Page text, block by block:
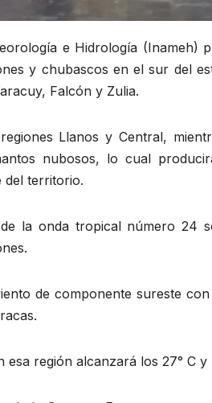
e Hidrología (Inameh)
y chubascos en el sur del
Falcón y Zulia.
Llanos y Central,
nubosos, lo cual
del territorio.
de la onda tropical número 24
de componente sureste
región alcanzará los 27° C y